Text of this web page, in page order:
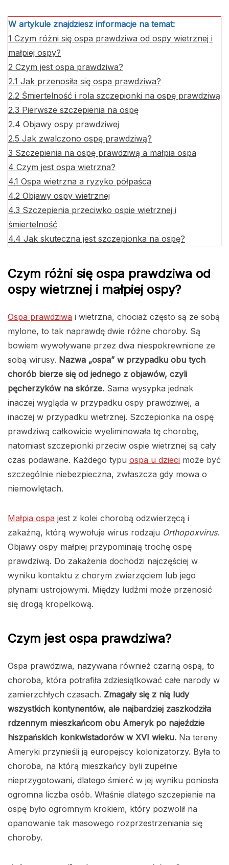
W artykule znajdziesz informacje na temat:
1 Czym różni się ospa prawdziwa od ospy wietrznej i
małpiej ospy?
2 Czym jest ospa prawdziwa?
2.1 Jak przenosiła się ospa prawdziwa?
2.2 Śmiertelność i rola szczepionki na ospę prawdziwą
2.3 Pierwsze szczepienia na ospę
2.4 Objawy ospy prawdziwej
2.5 Jak zwalczono ospę prawdziwą?
3 Szczepienia na ospę prawdziwą a małpia ospa
4 Czym jest ospa wietrzna?
4.1 Ospa wietrzna a ryzyko półpaśca
4.2 Objawy ospy wietrznej
4.3 Szczepienia przeciwko ospie wietrznej i
śmiertelność
4.4 Jak skuteczna jest szczepionka na ospę?
Czym różni się ospa prawdziwa od
ospy wietrznej i małpiej ospy?
Ospa prawdziwa i wietrzna, chociaż często są ze sobą
mylone, to tak naprawdę dwie różne choroby. Są
bowiem wywoływane przez dwa niespokrewnione ze
sobą wirusy. Nazwa „ospa” w przypadku obu tych
chorób bierze się od jednego z objawów, czyli
pęcherzyków na skórze. Sama wysypka jednak
inaczej wygląda w przypadku ospy prawdziwej, a
inaczej w przypadku wietrznej. Szczepionka na ospę
prawdziwą całkowicie wyeliminowała tę chorobę,
natomiast szczepionki przeciw ospie wietrznej są cały
czas podawane. Każdego typu ospa u dzieci może być
szczególnie niebezpieczna, zwłaszcza gdy mowa o
niemowlętach.
Małpia ospa jest z kolei chorobą odzwierzęcą i
zakaźną, którą wywołuje wirus rodzaju Orthopoxvirus.
Objawy ospy małpiej przypominają trochę ospę
prawdziwą. Do zakażenia dochodzi najczęściej w
wyniku kontaktu z chorym zwierzęciem lub jego
płynami ustrojowymi. Między ludźmi może przenosić
się drogą kropelkową.
Czym jest ospa prawdziwa?
Ospa prawdziwa, nazywana również czarną ospą, to
choroba, która potrafiła zdziesiątkować całe narody w
zamierzchłych czasach. Zmagały się z nią ludy
wszystkich kontynentów, ale najbardziej zaszkodziła
rdzennym mieszkańcom obu Ameryk po najeździe
hiszpańskich konkwistadorów w XVI wieku. Na tereny
Ameryki przynieśli ją europejscy kolonizatorzy. Była to
choroba, na którą mieszkańcy byli zupełnie
nieprzygotowani, dlatego śmierć w jej wyniku poniosła
ogromna liczba osób. Właśnie dlatego szczepienie na
ospę było ogromnym krokiem, który pozwolił na
opanowanie tak masowego rozprzestrzeniania się
choroby.